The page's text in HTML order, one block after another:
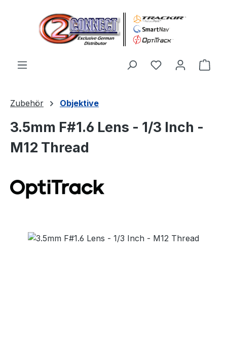
Zum Hauptinhalt springen
Du hast 0
Zubehör Objektive
3.5mm F#1.6 Lens - 1/3 Inch -
M12 Thread
Bildergalerie überspringen